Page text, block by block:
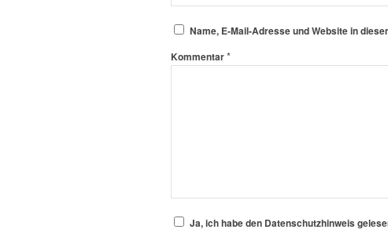
Name, E-Mail-Adresse und Website in
Kommentar*
Ja, ich habe den Datenschutzhinweis